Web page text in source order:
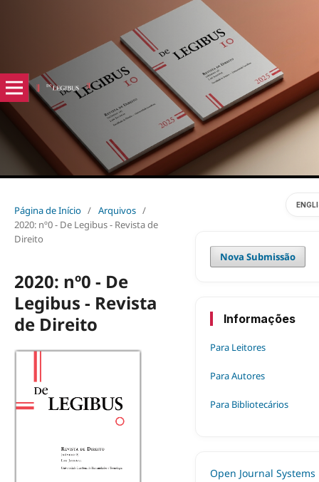
Página de Início / Arquivos /
2020: nº0 - De Legibus - Revista de
Direito
2020: nº0 - De
Legibus - Revista
de Direito
Nova Submissão
Informações
Para Leitores
Para Autores
Para Bibliotecários
Open Journal Systems